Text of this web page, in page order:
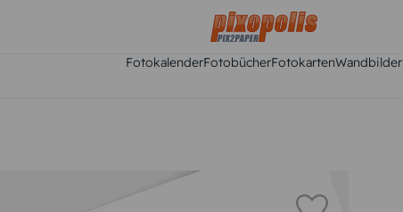
FotokalenderFotobücherFotokartenWandbilder